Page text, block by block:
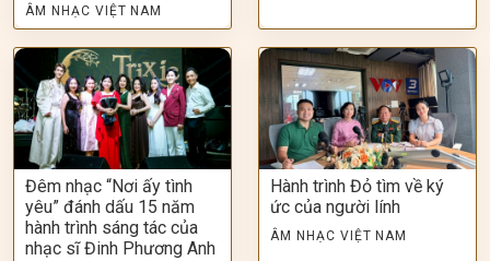
ÂM NHẠC VIỆT NAM
Đêm nhạc “Nơi ấy tình
yêu” đánh dấu 15 năm
hành trình sáng tác của
nhạc sĩ Đinh Phương Anh
Hành trình Đỏ tìm về ký
ức của người lính
ÂM NHẠC VIỆT NAM